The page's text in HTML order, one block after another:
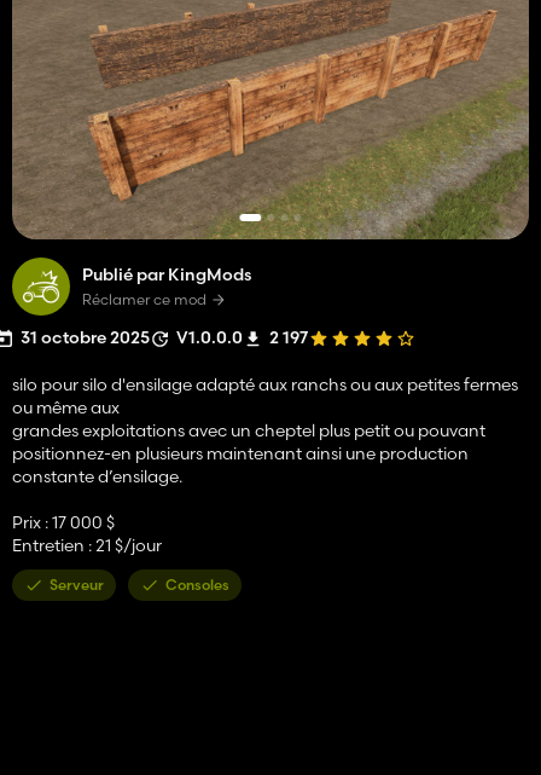
Publié par KingMods
Réclamer ce mod
31 octobre 2025 V1.0.0.0 2 197
silo pour silo d'ensilage adapté aux ranchs ou aux petites fermes
ou même aux
grandes exploitations avec un cheptel plus petit ou pouvant
positionnez-en plusieurs maintenant ainsi une production
constante d’ensilage.
Prix : 17 000 $
Entretien : 21 $/jour
Serveur Consoles